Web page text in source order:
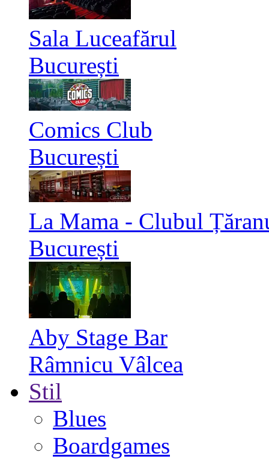
Sala Luceafărul
București
Comics Club
București
La Mama - Clubul
București
Aby Stage Bar
Râmnicu Vâlcea
Stil
Blues
Boardgames